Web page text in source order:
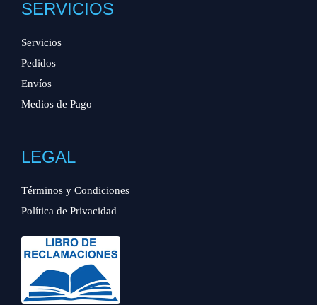
SERVICIOS
Servicios
Pedidos
Envíos
Medios de Pago
LEGAL
Términos y Condiciones
Política de Privacidad